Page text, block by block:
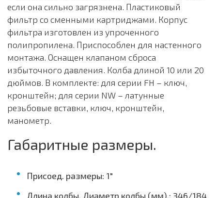
если она сильно загрязнена. Пластиковый
фильтр со сменными картриджами. Корпус
фильтра изготовлен из упроченного
полипропилена. Приспособлен для настенного
монтажа. Оснащен клапаном сброса
избыточного давления. Колба длиной 10 или 20
дюймов. В комплекте: для серии FH – ключ,
кронштейн; для серии NW – латунные
резьбовые вставки, ключ, кронштейн,
манометр.
Габаритные размеры.
Присоед. размеры: 1"
Длина колбы, Диаметр колбы (мм).: 346/184